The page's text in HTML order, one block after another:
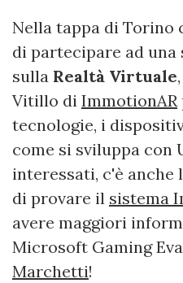
Nella tappa di Torino
di partecipare ad
sulla Realtà Virtuale
Vitillo di ImmotionAR
tecnologie, i
come si sviluppa con
interessati, c'è
di provare il sistema
avere maggiori
Microsoft Gaming
Marchetti!